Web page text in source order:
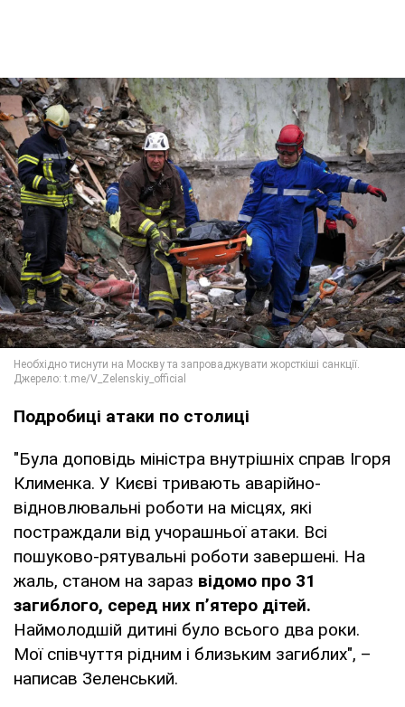
Подробиці атаки по столиці
"Була доповідь міністра внутрішніх справ Ігоря
Клименка. У Києві тривають аварійно-
відновлювальні роботи на місцях, які
постраждали від учорашньої атаки. Всі
пошуково-рятувальні роботи завершені. На
жаль, станом на зараз відомо про 31
загиблого, серед них п’ятеро дітей.
Наймолодшій дитині було всього два роки.
Мої співчуття рідним і близьким загиблих", –
написав Зеленський.